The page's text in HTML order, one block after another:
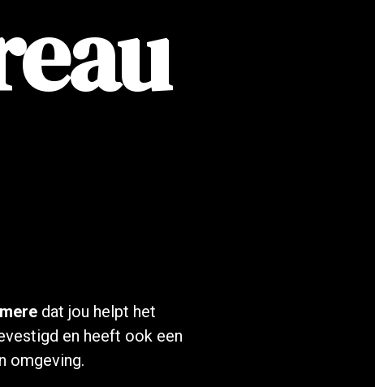
dat jou helpt het
en heeft ook een
omgeving.